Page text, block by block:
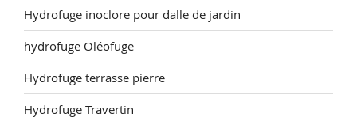
Hydrofuge inoclore pour dalle de jardin
hydrofuge Oléofuge
Hydrofuge terrasse pierre
Hydrofuge Travertin